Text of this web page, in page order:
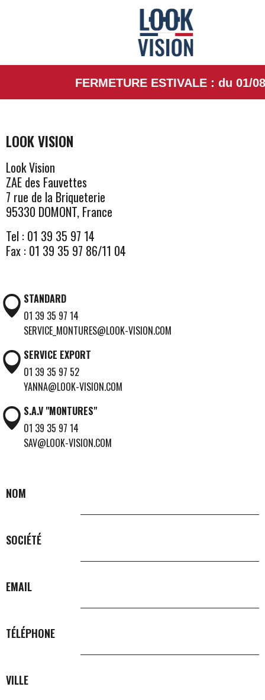
FERMETURE ESTIVALE : du 01/08/26
LOOK VISION
Look Vision
ZAE des Fauvettes
7 rue de la Briqueterie
95330 DOMONT, France
Tel : 01 39 35 97 14
Fax : 01 39 35 97 86/11 04
STANDARD
01 39 35 97 14
SERVICE_MONTURES@LOOK-VISION.COM
SERVICE EXPORT
01 39 35 97 52
YANNA@LOOK-VISION.COM
S.A.V "MONTURES"
01 39 35 97 14
SAV@LOOK-VISION.COM
NOM
SOCIÉTÉ
EMAIL
TÉLÉPHONE
VILLE